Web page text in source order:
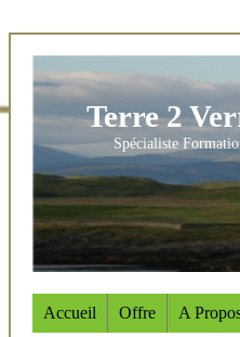
Terre 2
Spécialiste
Accueil Offre A